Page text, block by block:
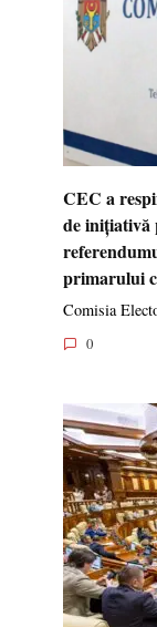
CEC a
de inițiativă
primarului
Comisia
0